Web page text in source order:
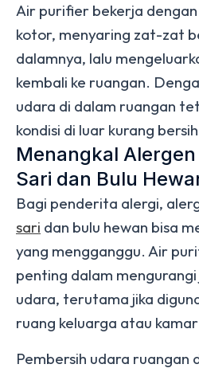
Air purifier bekerja
kotor, menyaring zat-zat
dalamnya, lalu
kembali ke ruangan.
udara di dalam ruangan
kondisi di luar kurang
Menangkal
Sari dan Bulu
Bagi penderita alergi,
sari dan bulu hewan bisa
yang mengganggu. Air
penting dalam
udara, terutama jika
ruang keluarga atau
Pembersih udara ruangan